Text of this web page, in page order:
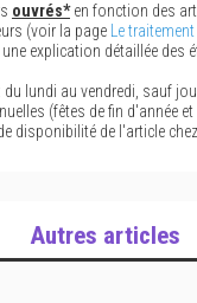
ouvrés*en fonction des
(voir la page
Le
explication détaillée des
: du lundi au vendredi, sauf
(fêtes de fin d'année et
disponibilité de l'article
Autres articles